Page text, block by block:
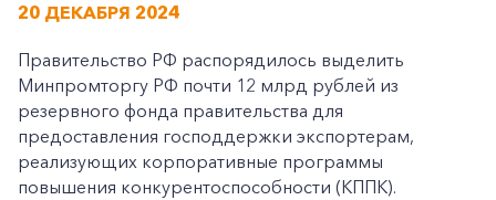
20 ДЕКАБРЯ 2024
Правительство РФ распорядилось выделить
Минпромторгу РФ почти 12 млрд рублей из
резервного фонда правительства для
предоставления господдержки экспортерам,
реализующих корпоративные программы
повышения конкурентоспособности (КППК).